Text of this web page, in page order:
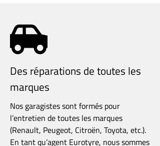
Des réparations de toutes les
marques
Nos garagistes sont formés pour
l’entretien de toutes les marques
(Renault, Peugeot, Citroën, Toyota, etc.).
En tant qu’agent Eurotyre, nous sommes